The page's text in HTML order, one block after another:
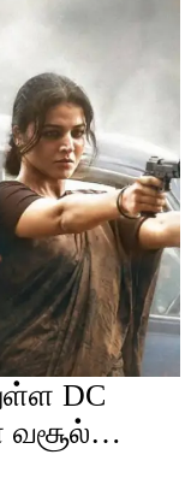
DC
வசூல்…